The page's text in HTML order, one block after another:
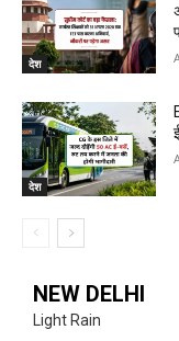
देश
देश
NEW DELHI
Light Rain